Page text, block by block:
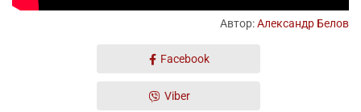
Автор:Александр Белов
Facebook
Viber